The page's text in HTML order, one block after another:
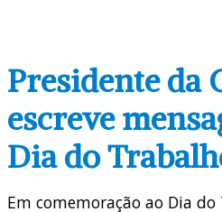
Presidente da
escreve
Dia do
Em comemoração ao Dia